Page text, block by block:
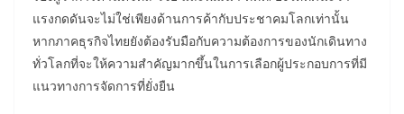
แรงกดดันจะไม่ใช่เพียงด้านการค้ากับประชาคมโลกเท่านั้น
หากภาคธุรกิจไทยยังต้องรับมือกับความต้องการของนักเดินทาง
ทั่วโลกที่จะให้ความสำคัญมากขึ้นในการเลือกผู้ประกอบการที่มี
แนวทางการจัดการที่ยั่งยืน